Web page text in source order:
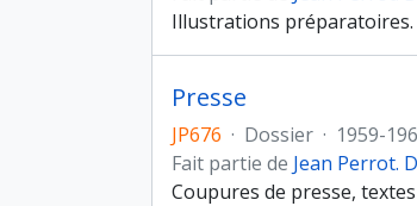
Illustrations préparatoires.
Presse
JP676 · Dossier · 1959-
Fait partie de Jean Perrot.
Coupures de presse,